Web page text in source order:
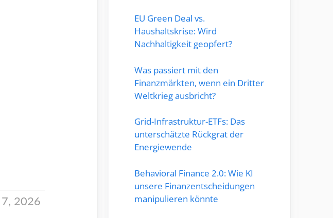
EU Green Deal vs.
Haushaltskrise: Wird
Nachhaltigkeit geopfert?
Was passiert mit den
Finanzmärkten, wenn ein Dritter
Weltkrieg ausbricht?
Grid-Infrastruktur-ETFs: Das
unterschätzte Rückgrat der
Energiewende
Behavioral Finance 2.0: Wie KI
unsere Finanzentscheidungen
manipulieren könnte